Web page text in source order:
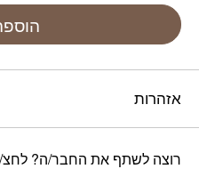
אזהרות
רוצה לשתף את החבר/ה? לחצ/